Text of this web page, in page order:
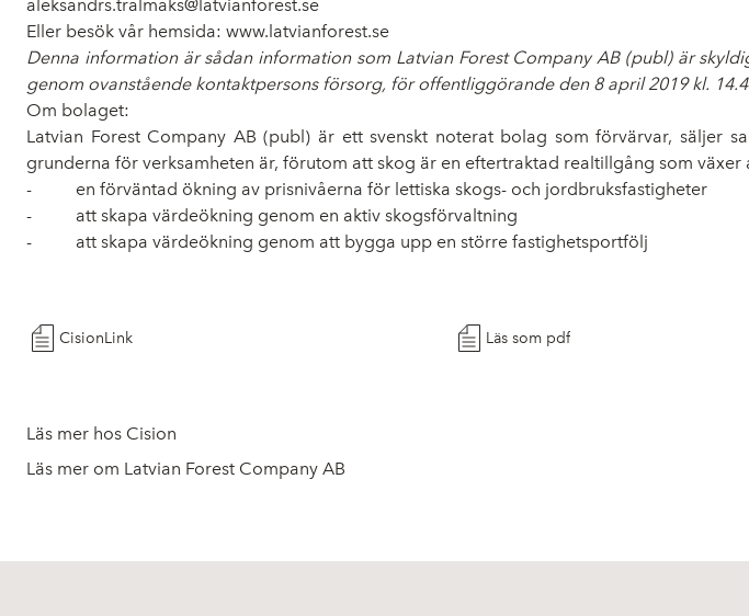
aleksandrs.tralmaks@latvianforest.se
Eller besök vår hemsida: www.latvianforest.se
Denna information är sådan information som Latvian Forest Company AB (publ) är
genom ovanstående kontaktpersons försorg, för offentliggörande den 8 april 2019 kl.
Om bolaget:
Latvian Forest Company AB (publ) är ett svenskt noterat bolag som förvärvar, säljer
grunderna för verksamheten är, förutom att skog är en eftertraktad realtillgång som växer
-
en förväntad ökning av prisnivåerna för lettiska skogs- och jordbruksfastigheter
-
att skapa värdeökning genom en aktiv skogsförvaltning
-
att skapa värdeökning genom att bygga upp en större fastighetsportfölj
CisionLink Läs som pdf
Läs mer hos Cision
Läs mer om Latvian Forest Company AB